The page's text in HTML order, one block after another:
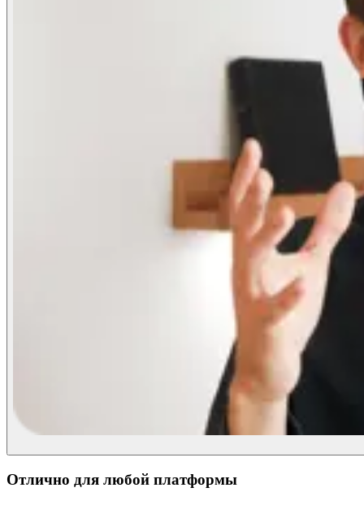
Отлично для любой платформы